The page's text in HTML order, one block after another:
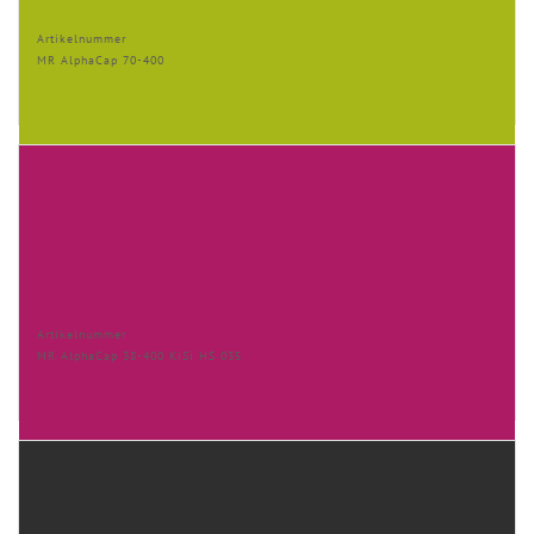
Artikelnummer
MR AlphaCap 70-400
Artikelnummer
MR AlphaCap 38-400 KiSi HS 035